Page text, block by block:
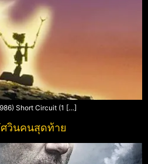
Short Circuit (1 […]
วินคนสุดท้าย